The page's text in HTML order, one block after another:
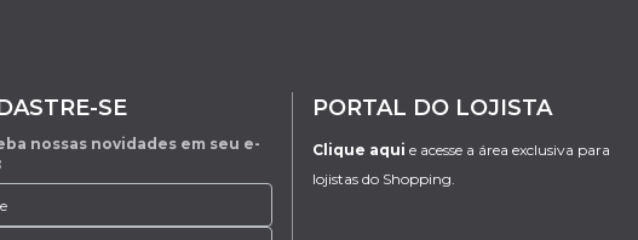
SE
nossas novidades em seu e-
PORTAL DO LOJISTA
Clique aqui e acesse a área exclusiva para
lojistas do Shopping.